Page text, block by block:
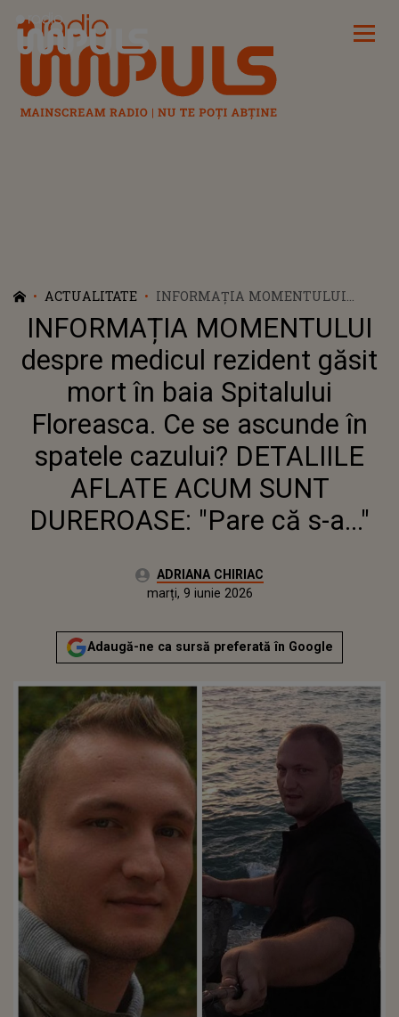
Radio Impuls
ACTUALITATE
INFORMAȚIA MOMENTULUI
DESPRE MEDICUL REZIDENT
GĂSIT MORT ÎN BAIA SPITALULUI
FLOREASCA. CE SE ASCUNDE ÎN
SPATELE CAZULUI? DETALIILE
AFLATE ACUM SUNT DUREROASE:
"PARE CĂ S-A..."
INFORMAȚIA MOMENTULUI
despre medicul rezident găsit
mort în baia Spitalului
Floreasca. Ce se ascunde în
spatele cazului? DETALIILE
AFLATE ACUM SUNT
DUREROASE: "Pare că s-a..."
Autor:ADRIANA CHIRIAC
Actualizat:
marți, 9 iunie 2026
Adaugă-ne ca sursă preferată în Google